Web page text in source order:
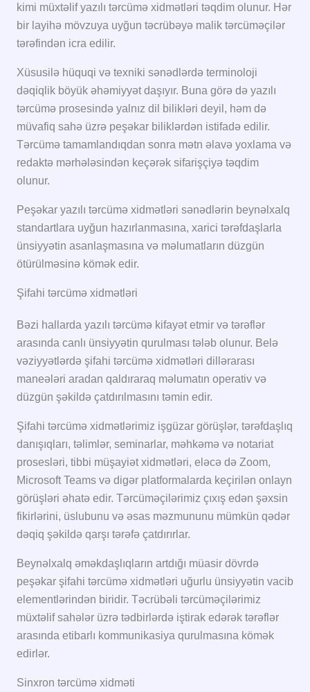
kimi müxtəlif yazılı tərcümə xidmətləri təqdim olunur. Hər
bir layihə mövzuya uyğun təcrübəyə malik tərcüməçilər
tərəfindən icra edilir.
Xüsusilə hüquqi və texniki sənədlərdə terminoloji
dəqiqlik böyük əhəmiyyət daşıyır. Buna görə də yazılı
tərcümə prosesində yalnız dil bilikləri deyil, həm də
müvafiq sahə üzrə peşəkar biliklərdən istifadə edilir.
Tərcümə tamamlandıqdan sonra mətn əlavə yoxlama və
redaktə mərhələsindən keçərək sifarişçiyə təqdim
olunur.
Peşəkar yazılı tərcümə xidmətləri sənədlərin beynəlxalq
standartlara uyğun hazırlanmasına, xarici tərəfdaşlarla
ünsiyyətin asanlaşmasına və məlumatların düzgün
ötürülməsinə kömək edir.
Şifahi tərcümə xidmətləri
Bəzi hallarda yazılı tərcümə kifayət etmir və tərəflər
arasında canlı ünsiyyətin qurulması tələb olunur. Belə
vəziyyətlərdə şifahi tərcümə xidmətləri dillərarası
maneələri aradan qaldıraraq məlumatın operativ və
düzgün şəkildə çatdırılmasını təmin edir.
Şifahi tərcümə xidmətlərimiz işgüzar görüşlər, tərəfdaşlıq
danışıqları, təlimlər, seminarlar, məhkəmə və notariat
prosesləri, tibbi müşayiət xidmətləri, eləcə də Zoom,
Microsoft Teams və digər platformalarda keçirilən onlayn
görüşləri əhatə edir. Tərcüməçilərimiz çıxış edən şəxsin
fikirlərini, üslubunu və əsas məzmununu mümkün qədər
dəqiq şəkildə qarşı tərəfə çatdırırlar.
Beynəlxalq əməkdaşlıqların artdığı müasir dövrdə
peşəkar şifahi tərcümə xidmətləri uğurlu ünsiyyətin vacib
elementlərindən biridir. Təcrübəli tərcüməçilərimiz
müxtəlif sahələr üzrə tədbirlərdə iştirak edərək tərəflər
arasında etibarlı kommunikasiya qurulmasına kömək
edirlər.
Sinxron tərcümə xidməti